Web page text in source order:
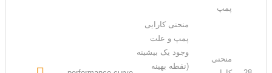
پمپ
منحنی
منحنی کارایی
پمپ و علت
وجود یک بیشینه
(نقطه بهینه